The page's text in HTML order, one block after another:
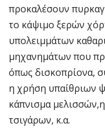
προκαλέσουν
το κάψιμο ξερών
υπολειμμάτων
μηχανημάτων που
όπως δισκοπρίονα,
η χρήση υπαίθριων
κάπνισμα
τσιγάρων, κ.α.